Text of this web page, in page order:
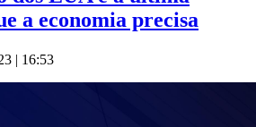
a economia precisa
| 16:53